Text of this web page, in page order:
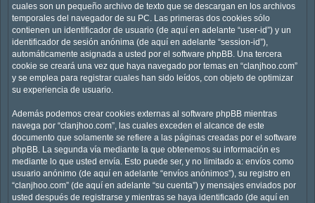
cuales son un pequeño archivo de texto que se descargan en los archivos
temporales del navegador de su PC. Las primeras dos cookies sólo
contienen un identificador de usuario (de aquí en adelante “user-id”) y un
identificador de sesión anónima (de aquí en adelante “session-id”),
automáticamente asignada a usted por el software phpBB. Una tercera
cookie se creará una vez que haya navegado por temas en “clanjhoo.com”
y se emplea para registrar cuales han sido leídos, con objeto de optimizar
su experiencia de usuario.
Además podemos crear cookies externas al software phpBB mientras
navega por “clanjhoo.com”, las cuales exceden el alcance de este
documento que solamente se refiere a las páginas creadas por el software
phpBB. La segunda vía mediante la que obtenemos su información es
mediante lo que usted envía. Esto puede ser, y no limitado a: envíos como
usuario anónimo (de aquí en adelante “envíos anónimos”), su registro en
“clanjhoo.com” (de aquí en adelante “su cuenta”) y mensajes enviados por
usted después de registrarse y mientras se haya identificado (de aquí en